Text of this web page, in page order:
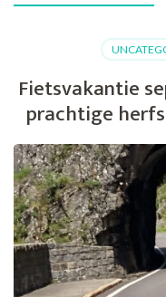
Fietsvakantie
prachtige